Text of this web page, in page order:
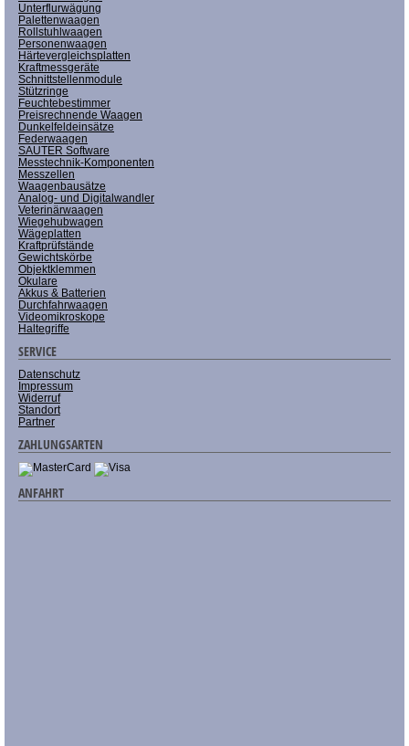
Unterflurwägung
Palettenwaagen
Rollstuhlwaagen
Personenwaagen
Härtevergleichsplatten
Kraftmessgeräte
Schnittstellenmodule
Stützringe
Feuchtebestimmer
Preisrechnende Waagen
Dunkelfeldeinsätze
Federwaagen
SAUTER Software
Messtechnik-Komponenten
Messzellen
Waagenbausätze
Analog- und Digitalwandler
Veterinärwaagen
Wiegehubwagen
Wägeplatten
Kraftprüfstände
Gewichtskörbe
Objektklemmen
Okulare
Akkus & Batterien
Durchfahrwaagen
Videomikroskope
Haltegriffe
SERVICE
Datenschutz
Impressum
Widerruf
Standort
Partner
ZAHLUNGSARTEN
ANFAHRT